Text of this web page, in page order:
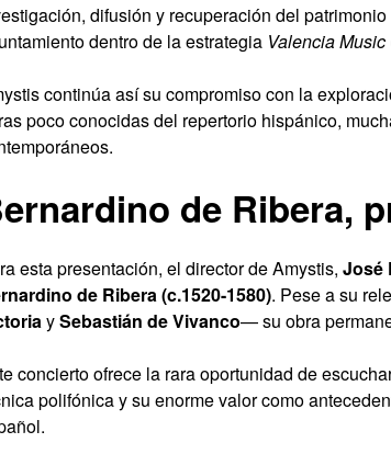
difusión y recuperación del
dentro de la estrategia Valencia Music
continúa así su compromiso con la
poco conocidas del repertorio hispánico,
de Ribera,
esta presentación, el director de Amystis, José
de Ribera (c.1520-1580). Pese a su
ySebastián de Vivanco— su obra
concierto ofrece la rara oportunidad de
polifónica y su enorme valor como